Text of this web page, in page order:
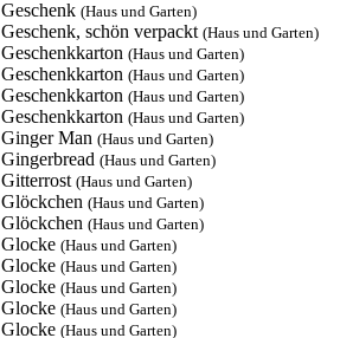
Geschenk (Haus und Garten)
Geschenk, schön verpackt (Haus und Garten)
Geschenkkarton (Haus und Garten)
Geschenkkarton (Haus und Garten)
Geschenkkarton (Haus und Garten)
Geschenkkarton (Haus und Garten)
Ginger Man (Haus und Garten)
Gingerbread (Haus und Garten)
Gitterrost (Haus und Garten)
Glöckchen (Haus und Garten)
Glöckchen (Haus und Garten)
Glocke (Haus und Garten)
Glocke (Haus und Garten)
Glocke (Haus und Garten)
Glocke (Haus und Garten)
Glocke (Haus und Garten)